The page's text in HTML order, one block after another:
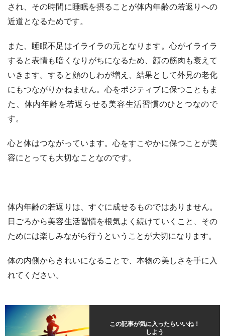
され、その時間に睡眠を摂ることが体内年齢の若返りへの
近道となるためです。
また、睡眠不足はイライラの元となります。心がイライラ
すると表情も暗くなりがちになるため、顔の筋肉も衰えて
いきます。すると顔のしわが増え、結果として外見の老化
にもつながりかねません。心をポジティブに保つこともま
た、体内年齢を若返らせる美容生活習慣のひとつなので
す。
心と体はつながっています。心をすこやかに保つことが美
容にとっても大切なことなのです。
体内年齢の若返りは、すぐに成せるものではありません。
日ごろから美容生活習慣を根気よく続けていくこと、その
ためには楽しみながら行うということが大切になります。
体の内側からきれいになることで、本物の美しさを手に入
れてください。
この記事が気に入ったらいいね！
しよう